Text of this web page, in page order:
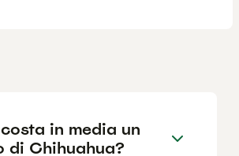
in media un
di Chihuahua?